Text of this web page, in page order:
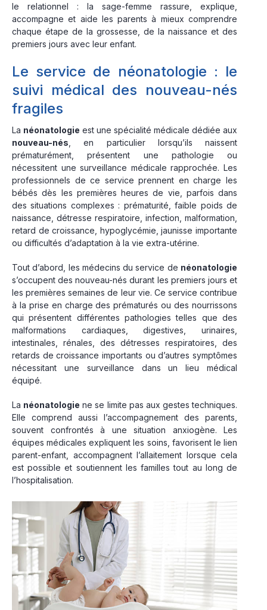
le relationnel : la sage-femme rassure, explique,
accompagne et aide les parents à mieux comprendre
chaque étape de la grossesse, de la naissance et des
premiers jours avec leur enfant.
Le service de néonatologie : le
suivi médical des nouveau-nés
fragiles
La néonatologie est une spécialité médicale dédiée aux
nouveau-nés , en particulier lorsqu’ils naissent
prématurément, présentent une pathologie ou
nécessitent une surveillance médicale rapprochée. Les
professionnels de ce service prennent en charge les
bébés dès les premières heures de vie, parfois dans
des situations complexes : prématurité, faible poids de
naissance, détresse respiratoire, infection, malformation,
retard de croissance, hypoglycémie, jaunisse importante
ou difficultés d’adaptation à la vie extra-utérine.
Tout d’abord, les médecins du service de néonatologie
s’occupent des nouveau-nés durant les premiers jours et
les premières semaines de leur vie. Ce service contribue
à la prise en charge des prématurés ou des nourrissons
qui présentent différentes pathologies telles que des
malformations cardiaques, digestives, urinaires,
intestinales, rénales, des détresses respiratoires, des
retards de croissance importants ou d’autres symptômes
nécessitant une surveillance dans un lieu médical
équipé.
La néonatologie ne se limite pas aux gestes techniques.
Elle comprend aussi l’accompagnement des parents,
souvent confrontés à une situation anxiogène. Les
équipes médicales expliquent les soins, favorisent le lien
parent-enfant, accompagnent l’allaitement lorsque cela
est possible et soutiennent les familles tout au long de
l’hospitalisation.